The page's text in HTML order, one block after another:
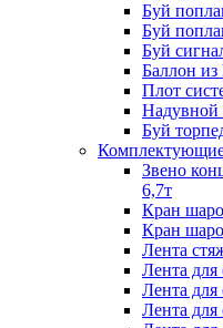
Буй
Буй
Буй
Баллон
Плот
Надувной
Буй
Звено
6,7т
Кран
Кран
Лента
Лента для
Лента для
Лента для